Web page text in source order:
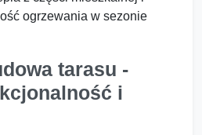
ogrzewania w sezonie
tarasu -
i